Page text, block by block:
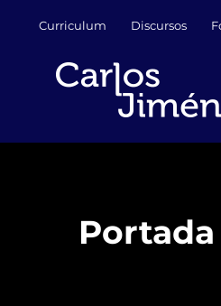
contenido
Curriculum Discursos